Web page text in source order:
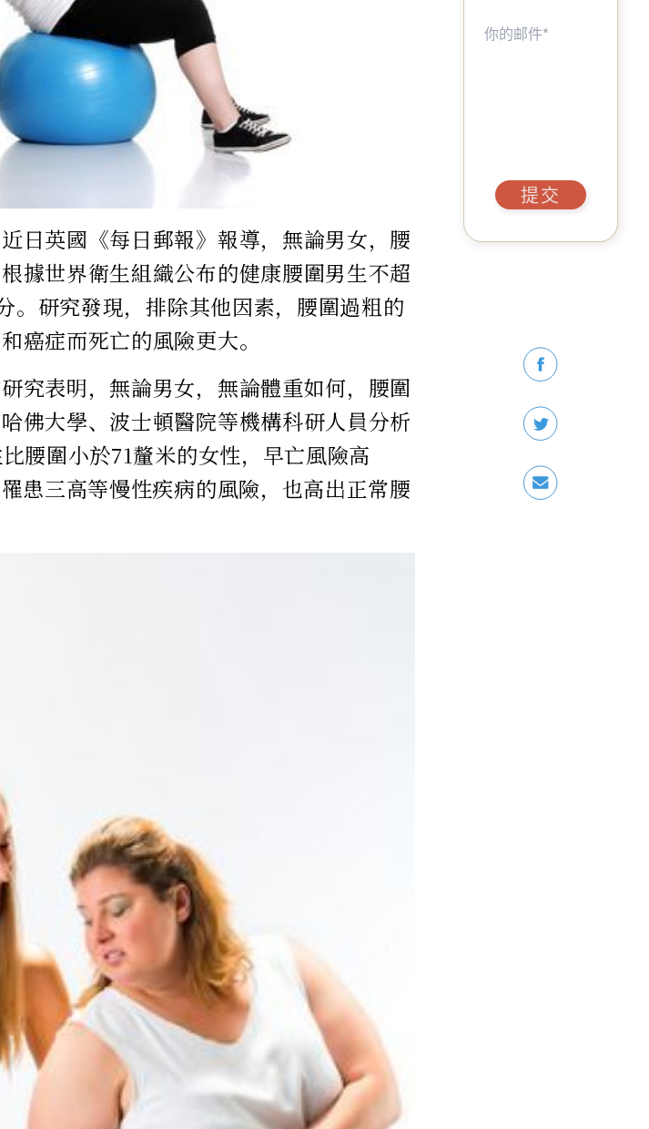
日英國《每日郵報》報導，無論男女，腰
據世界衛生組織公布的健康腰圍男生不超
。研究發現，排除其他因素，腰圍過粗的
癌症而死亡的風險更大。
究表明，無論男女，無論體重如何，腰圍
佛大學、波士頓醫院等機構科研人員分析
腰圍小於71釐米的女性，早亡風險高
患三高等慢性疾病的風險，也高出正常腰
提交